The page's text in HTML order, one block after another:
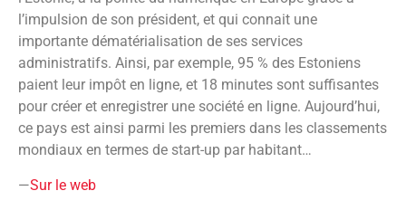
l’impulsion de son président, et qui connait une
importante dématérialisation de ses services
administratifs. Ainsi, par exemple, 95 % des Estoniens
paient leur impôt en ligne, et 18 minutes sont suffisantes
pour créer et enregistrer une société en ligne. Aujourd’hui,
ce pays est ainsi parmi les premiers dans les classements
mondiaux en termes de start-up par habitant…
—Sur le web